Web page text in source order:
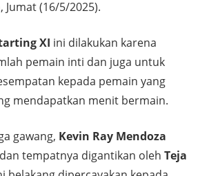
Jumat (16/5/2025).
XI ini dilakukan karena
pemain inti dan juga untuk
kepada pemain yang
mendapatkan menit bermain.
gawang, Kevin Ray Mendoza
tempatnya digantikan oleh Teja